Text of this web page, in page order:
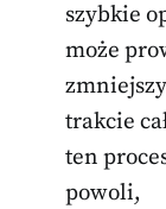
szybkie
może
trakcie
ten
powoli,